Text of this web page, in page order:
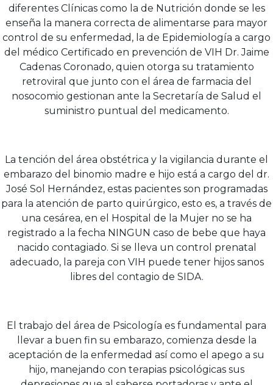
diferentes Clínicas como la de Nutrición donde se les
enseña la manera correcta de alimentarse para mayor
control de su enfermedad, la de Epidemiología a cargo
del médico Certificado en prevención de VIH Dr. Jaime
Cadenas Coronado, quien otorga su tratamiento
retroviral que junto con el área de farmacia del
nosocomio gestionan ante la Secretaría de Salud el
suministro puntual del medicamento.
La tención del área obstétrica y la vigilancia durante el
embarazo del binomio madre e hijo está a cargo del dr.
José Sol Hernández, estas pacientes son programadas
para la atención de parto quirúrgico, esto es, a través de
una cesárea, en el Hospital de la Mujer no se ha
registrado a la fecha NINGUN caso de bebe que haya
nacido contagiado. Si se lleva un control prenatal
adecuado, la pareja con VIH puede tener hijos sanos
libres del contagio de SIDA.
El trabajo del área de Psicología es fundamental para
llevar a buen fin su embarazo, comienza desde la
aceptación de la enfermedad así como el apego a su
hijo, manejando con terapias psicológicas sus